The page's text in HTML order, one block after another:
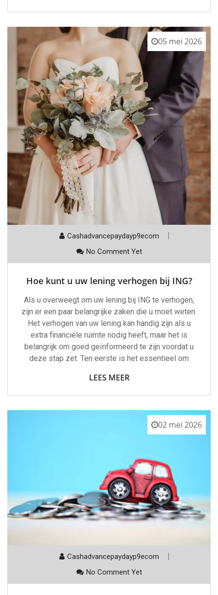
05 mei 2026
Cashadvancepaydayp9ecom
No Comment Yet
Hoe kunt u uw lening verhogen bij ING?
Als u overweegt om uw lening bij ING te verhogen,
zijn er een paar belangrijke zaken die u moet weten.
Het verhogen van uw lening kan handig zijn als u
extra financiële ruimte nodig heeft, maar het is
belangrijk om goed geïnformeerd te zijn voordat u
deze stap zet. Ten eerste is het essentieel om
LEES MEER
02 mei 2026
Cashadvancepaydayp9ecom
No Comment Yet